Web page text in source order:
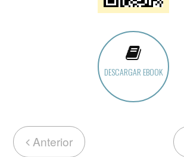
DESCARGAR EBOOK
Anterior